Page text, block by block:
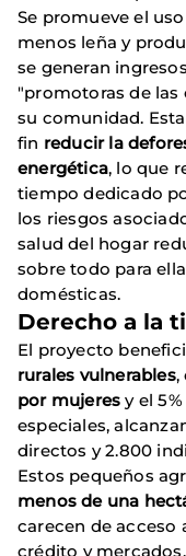
Se promueve el
menos leña y
se generan
"promotoras de las
su comunidad.
fin reducir la
energética, lo que
tiempo dedicado
los riesgos
salud del hogar
sobre todo para
domésticas.
Derecho a la
El proyecto
rurales vulnerables,
por mujeres y el
especiales,
directos y 2.800
Estos pequeños
menos de una
carecen de acceso
crédito y